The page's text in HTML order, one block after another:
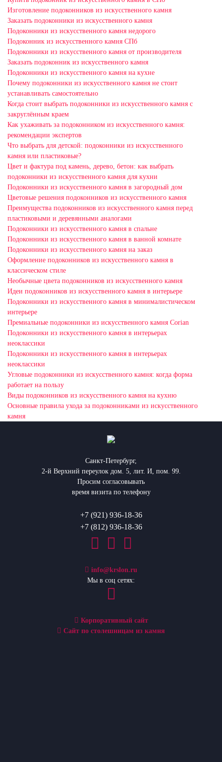
Изготовление подоконников из искусственного камня
Заказать подоконники из искусственного камня
Подоконники из искусственного камня недорого
Подоконник из искусственного камня СПб
Подоконники из искусственного камня от производителя
Заказать подоконник из искусственного камня
Подоконники из искусственного камня на кухне
Почему подоконники из искусственного камня не стоит
устанавливать самостоятельно
Когда стоит выбрать подоконники из искусственного камня с
закруглённым краем
Как ухаживать за подоконником из искусственного камня:
рекомендации экспертов
Что выбрать для детской: подоконники из искусственного
камня или пластиковые?
Цвет и фактура под камень, дерево, бетон: как выбрать
подоконники из искусственного камня для кухни
Подоконники из искусственного камня в загородный дом
Цветовые решения подоконников из искусственного камня
Преимущества подоконников из искусственного камня перед
пластиковыми и деревянными аналогами
Подоконники из искусственного камня в спальне
Подоконники из искусственного камня в ванной комнате
Подоконники из искусственного камня на заказ
Оформление подоконников из искусственного камня в
классическом стиле
Необычные цвета подоконников из искусственного камня
Идеи подоконников из искусственного камня в интерьере
Подоконники из искусственного камня в минималистическом
интерьере
Премиальные подоконники из искусственного камня Corian
Подоконники из искусственного камня в интерьерах
неоклассики
Подоконники из искусственного камня в интерьерах
неоклассики
Угловые подоконники из искусственного камня: когда форма
работает на пользу
Виды подоконников из искусственного камня на кухню
Основные правила ухода за подоконниками из искусственного
камня
Санкт-Петербург,
2-й Верхний переулок дом. 5, лит. И, пом. 99.
Просим согласовывать
время визита по телефону
+7 (921) 936-18-36
+7 (812) 936-18-36
info@krslon.ru
Мы в соц сетях:
Корпоративный сайт
Сайт по столешницам из камня